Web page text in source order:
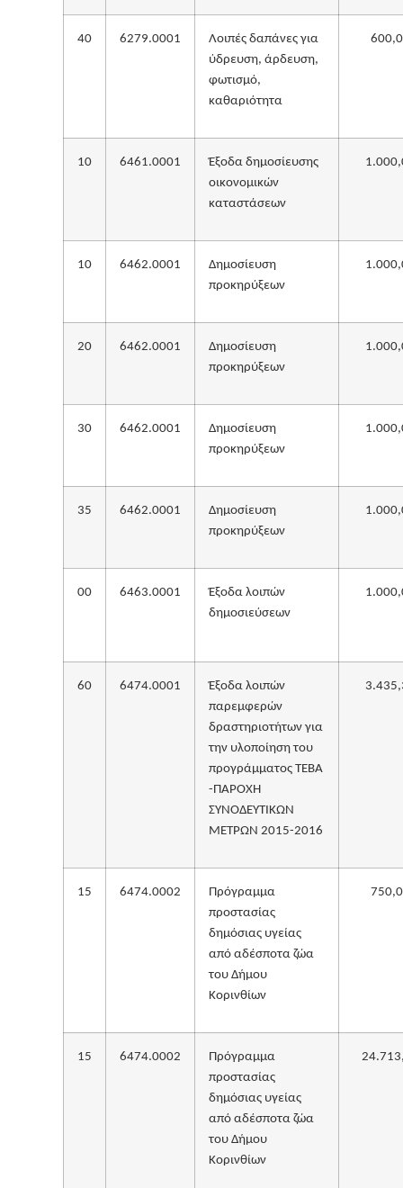
40 6279.0001
Λοιπές δαπάνες για
ύδρευση, άρδευση,
φωτισμό,
καθαριότητα
10 6461.0001
Έξοδα δημοσίευσης
οικονομικών
καταστάσεων
10 6462.0001
Δημοσίευση
προκηρύξεων
20 6462.0001
Δημοσίευση
προκηρύξεων
30 6462.0001
Δημοσίευση
προκηρύξεων
35 6462.0001
Δημοσίευση
προκηρύξεων
00 6463.0001
Έξοδα λοιπών
δημοσιεύσεων
60 6474.0001
Έξοδα λοιπών
παρεμφερών
δραστηριοτήτων για
την υλοποίηση του
προγράμματος ΤΕΒΑ
-ΠΑΡΟΧΗ
ΣΥΝΟΔΕΥΤΙΚΩΝ
ΜΕΤΡΩΝ 2015-2016
15 6474.0002
Πρόγραμμα
προστασίας
δημόσιας υγείας
από αδέσποτα ζώα
του Δήμου
Κορινθίων
15 6474.0002
Πρόγραμμα
προστασίας
δημόσιας υγείας
από αδέσποτα ζώα
του Δήμου
Κορινθίων